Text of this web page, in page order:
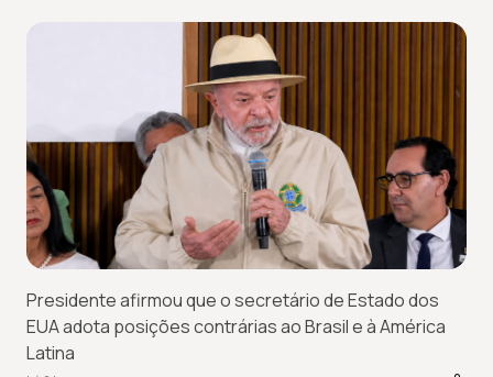
Presidente afirmou que o secretário de Estado dos
EUA adota posições contrárias ao Brasil e à América
Latina